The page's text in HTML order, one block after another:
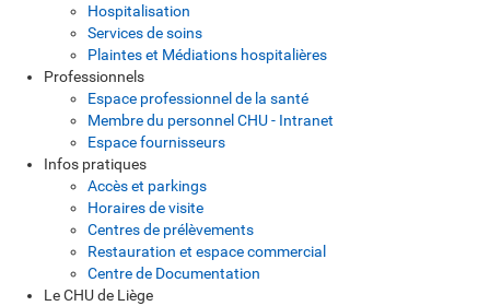
Hospitalisation
Services de soins
Plaintes et Médiations hospitalières
Professionnels
Espace professionnel de la santé
Membre du personnel CHU - Intranet
Espace fournisseurs
Infos pratiques
Accès et parkings
Horaires de visite
Centres de prélèvements
Restauration et espace commercial
Centre de Documentation
Le CHU de Liège